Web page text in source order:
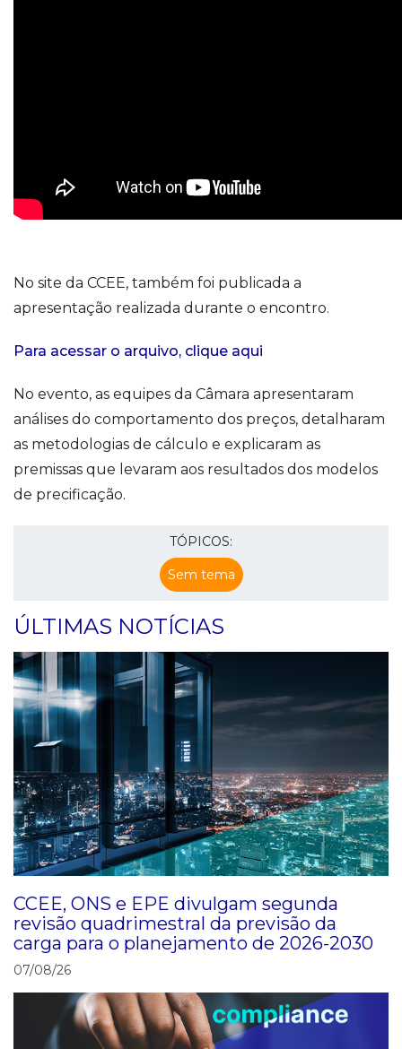
No site da CCEE, também foi publicada a
apresentação realizada durante o encontro.
Para acessar o arquivo, clique aqui
No evento, as equipes da Câmara apresentaram
análises do comportamento dos preços, detalharam
as metodologias de cálculo e explicaram as
premissas que levaram aos resultados dos modelos
de precificação.
TÓPICOS:
Sem tema
ÚLTIMAS NOTÍCIAS
CCEE, ONS e EPE divulgam segunda
revisão quadrimestral da previsão da
carga para o planejamento de 2026-2030
07/08/26